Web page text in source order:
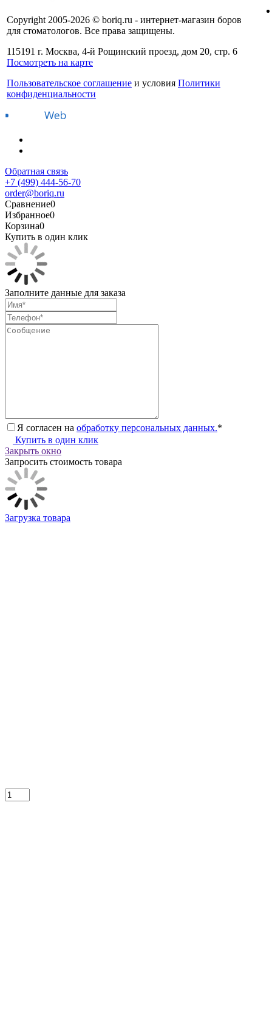
Copyright 2005-2026 © boriq.ru - интернет-магазин боров
для стоматологов. Все права защищены.
115191 г. Москва, 4-й Рощинский проезд, дом 20, стр. 6
Посмотреть на карте
Пользовательское соглашение и условия Политики
конфиденциальности
Обратная связь
+7 (499) 444-56-70
order@boriq.ru
Сравнение0
Избранное0
Корзина0
Купить в один клик
Заполните данные для заказа
Я согласен на обработку персональных данных.*
Купить в один клик
Закрыть окно
Запросить стоимость товара
Загрузка товара